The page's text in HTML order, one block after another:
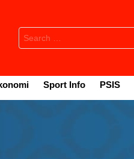
Search
for:
Sport Info PSIS